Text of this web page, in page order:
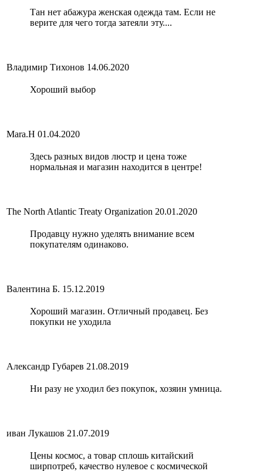
Тан нет абажура женская одежда там. Если не
верите для чего тогда затеяли эту....
Владимир Тихонов 14.06.2020
Хороший выбор
Mara.Н 01.04.2020
Здесь разных видов люстр и цена тоже
нормальная и магазин находится в центре!
The North Atlantic Treaty Organization 20.01.2020
Продавцу нужно уделять внимание всем
покупателям одинаково.
Валентина Б. 15.12.2019
Хороший магазин. Отличный продавец. Без
покупки не уходила
Александр Губарев 21.08.2019
Ни разу не уходил без покупок, хозяин умница.
иван Лукашов 21.07.2019
Цены космос, а товар сплошь китайский
ширпотреб, качество нулевое с космической